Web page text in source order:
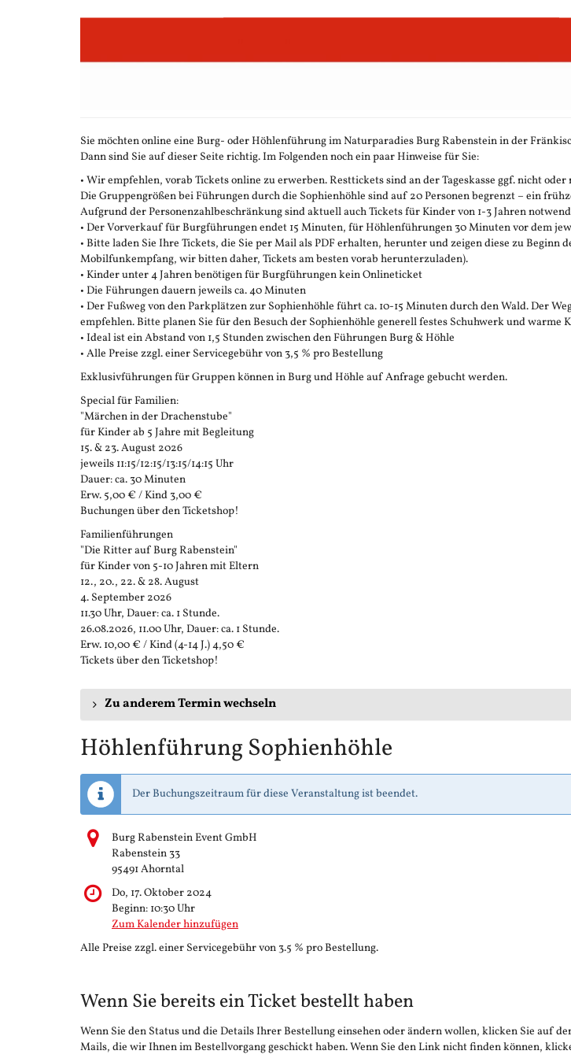
Sie möchten online eine Burg- oder Höhlenführung im Naturparadies Burg Rabenstein in der
Dann sind Sie auf dieser Seite richtig. Im Folgenden noch ein paar Hinweise für Sie:
• Wir empfehlen, vorab Tickets online zu erwerben. Resttickets sind an der Tageskasse ggf. nicht
Die Gruppengrößen bei Führungen durch die Sophienhöhle sind auf 20 Personen begrenzt – ein
Aufgrund der Personenzahlbeschränkung sind aktuell auch Tickets für Kinder von 1-3 Jahren
• Der Vorverkauf für Burgführungen endet 15 Minuten, für Höhlenführungen 30 Minuten vor dem
• Bitte laden Sie Ihre Tickets, die Sie per Mail als PDF erhalten, herunter und zeigen diese zu
Mobilfunkempfang, wir bitten daher, Tickets am besten vorab herunterzuladen).
• Kinder unter 4 Jahren benötigen für Burgführungen kein Onlineticket
• Die Führungen dauern jeweils ca. 40 Minuten
• Der Fußweg von den Parkplätzen zur Sophienhöhle führt ca. 10-15 Minuten durch den Wald. Der
empfehlen. Bitte planen Sie für den Besuch der Sophienhöhle generell festes Schuhwerk und warme
• Ideal ist ein Abstand von 1,5 Stunden zwischen den Führungen Burg & Höhle
• Alle Preise zzgl. einer Servicegebühr von 3,5 % pro Bestellung
Exklusivführungen für Gruppen können in Burg und Höhle auf Anfrage gebucht werden.
Special für Familien:
"Märchen in der Drachenstube"
für Kinder ab 5 Jahre mit Begleitung
15. & 23. August 2026
jeweils 11:15/12:15/13:15/14:15 Uhr
Dauer: ca. 30 Minuten
Erw. 5,00 € / Kind 3,00 €
Buchungen über den Ticketshop!
Familienführungen
"Die Ritter auf Burg Rabenstein"
für Kinder von 5-10 Jahren mit Eltern
12., 20., 22. & 28. August
4. September 2026
11.30 Uhr, Dauer: ca. 1 Stunde.
26.08.2026, 11.00 Uhr, Dauer: ca. 1 Stunde.
Erw. 10,00 € / Kind (4-14 J.) 4,50 €
Tickets über den Ticketshop!
Zu anderem Termin wechseln
Höhlenführung Sophienhöhle
Der Buchungszeitraum für diese Veranstaltung ist beendet.
Burg Rabenstein Event GmbH
Rabenstein 33
95491 Ahorntal
Do, 17. Oktober 2024
Beginn: 10:30Uhr
Zum Kalender hinzufügen
Alle Preise zzgl. einer Servicegebühr von 3.5 % pro Bestellung.
Wenn Sie bereits ein Ticket bestellt haben
Wenn Sie den Status und die Details Ihrer Bestellung einsehen oder ändern wollen, klicken Sie auf
Mails, die wir Ihnen im Bestellvorgang geschickt haben. Wenn Sie den Link nicht finden können,